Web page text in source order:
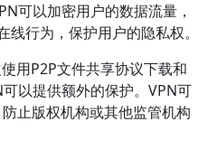
可以加密用户的数据流量，
行为，保护用户的隐私权。
用P2P文件共享协议下载和
以提供额外的保护。VPN可
止版权机构或其他监管机构